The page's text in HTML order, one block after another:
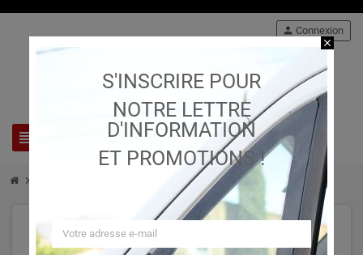
view_headline search
person Connexion
chevron_right chevron_right 1014
close
S'INSCRIRE POUR
NOTRE LETTRE
D'INFORMATION
ET PROMOTIONS !